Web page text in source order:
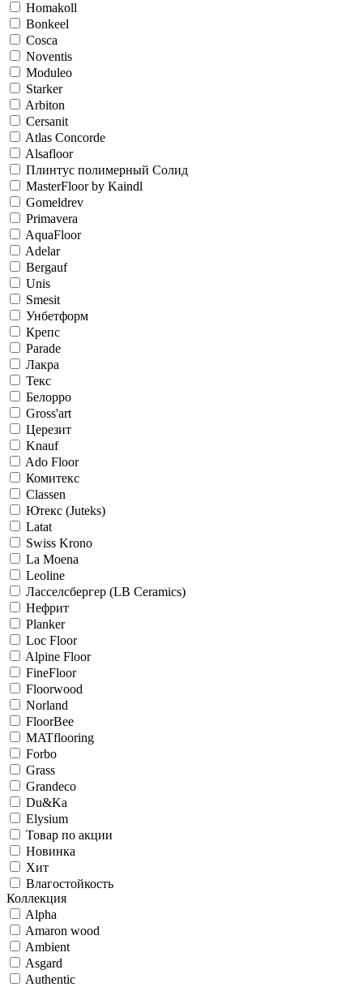
Homakoll
Bonkeel
Cosca
Noventis
Moduleo
Starker
Arbiton
Cersanit
Atlas Concorde
Alsafloor
Плинтус полимерный Солид
MasterFloor by Kaindl
Gomeldrev
Primavera
AquaFloor
Adelar
Bergauf
Unis
Smesit
Унбетформ
Крепс
Parade
Лакра
Текс
Белорро
Gross'art
Церезит
Knauf
Ado Floor
Комитекс
Classen
Ютекс (Juteks)
Latat
Swiss Krono
La Moena
Leoline
Ласселсбергер (LB Ceramics)
Нефрит
Planker
Loc Floor
Alpine Floor
FineFloor
Floorwood
Norland
FloorBee
MATflooring
Forbo
Grass
Grandeco
Du&Ka
Elysium
Товар по акции
Новинка
Хит
Влагостойкость
Коллекция
Alpha
Amaron wood
Ambient
Asgard
Authentic